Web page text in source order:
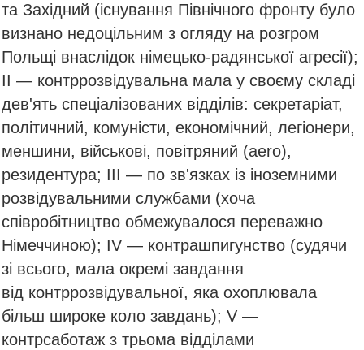
та Західний (існування Північного фронту було
визнано недоцільним з огляду на розгром
Польщі внаслідок німецько-радянської агресії);
ІІ — контррозвідувальна мала у своєму складі
дев'ять спеціалізованих відділів: секретаріат,
політичний, комуністи, економічний, легіонери,
меншини, військові, повітряний (aero),
резидентура; ІІІ — по зв'язках із іноземними
розвідувальними службами (хоча
співробітництво обмежувалося переважно
Німеччиною); ІV — контрашпигунство (судячи
зі всього, мала окремі завдання
від контррозвідувальної, яка охоплювала
більш широке коло завдань); V —
контрсаботаж з трьома відділами